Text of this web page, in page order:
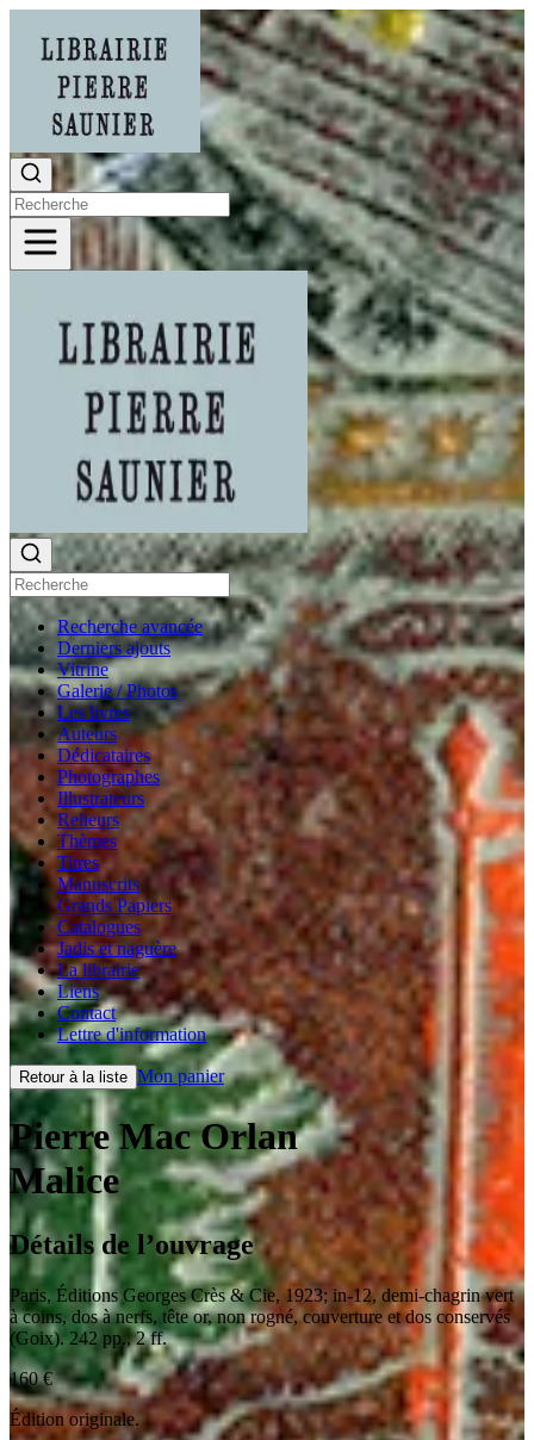
Recherche avancée
Derniers ajouts
Vitrine
Galerie / Photos
Les livres
Auteurs
Dédicataires
Photographes
Illustrateurs
Relieurs
Thèmes
Titres
Manuscrits
Grands Papiers
Catalogues
Jadis et naguère
La librairie
Liens
Contact
Lettre d'information
Retour à la liste Mon panier
Pierre Mac Orlan
Malice
Détails de l’ouvrage
Paris, Éditions Georges Crès & Cie,1923; in-12, demi-chagrin vert
à coins, dos à nerfs, tête or, non rogné, couverture et dos conservés
(Goix). 242 pp., 2 ff.
160€
Édition originale.